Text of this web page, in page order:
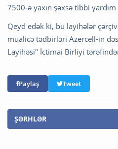
7500-ə yaxın şəxsə tibbi
Qeyd edək ki, bu layihələr
müalicə tədbirləri Azercell-in
Layihəsi" İctimai Birliyi
Paylaş Tweet
ŞƏRHLƏR